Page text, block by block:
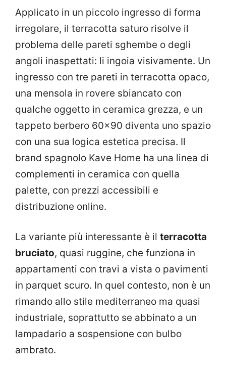
Applicato in un piccolo ingresso di forma
irregolare, il terracotta saturo risolve il
problema delle pareti sghembe o degli
angoli inaspettati: li ingoia visivamente. Un
ingresso con tre pareti in terracotta opaco,
una mensola in rovere sbiancato con
qualche oggetto in ceramica grezza, e un
tappeto berbero 60×90 diventa uno spazio
con una sua logica estetica precisa. Il
brand spagnolo Kave Home ha una linea di
complementi in ceramica con quella
palette, con prezzi accessibili e
distribuzione online.
La variante più interessante è il terracotta
bruciato, quasi ruggine, che funziona in
appartamenti con travi a vista o pavimenti
in parquet scuro. In quel contesto, non è un
rimando allo stile mediterraneo ma quasi
industriale, soprattutto se abbinato a un
lampadario a sospensione con bulbo
ambrato.